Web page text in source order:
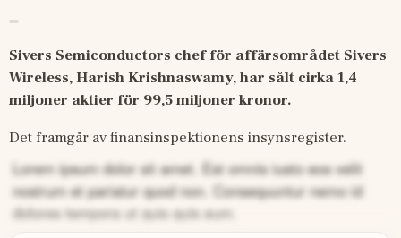
Sivers Semiconductors chef för affärsområdet Sivers
Wireless, Harish Krishnaswamy, har sålt cirka 1,4
miljoner aktier för 99,5 miljoner kronor.
Det framgår av finansinspektionens insynsregister.
Lorem ipsum dolor sit amet. Est omnis iusto eos velit
nostrum et pariatur quod non. Consequuntur nemo id
dolores tempora ut quis quis eum.